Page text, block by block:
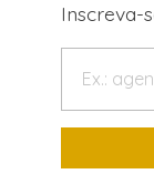
Inscreva-